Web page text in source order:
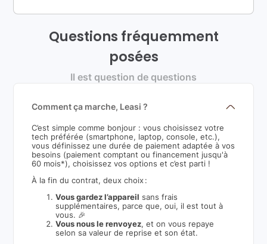
Questions fréquemment
posées
Il est question de questions
Comment ça marche, Leasi ?
C’est simple comme bonjour : vous choisissez votre
tech préférée (smartphone, laptop, console, etc.),
vous définissez une durée de paiement adaptée à vos
besoins (paiement comptant ou financement jusqu'à
60 mois*), choisissez vos options et c’est parti !
À la fin du contrat, deux choix :
Vous gardez l’appareil sans frais
supplémentaires, parce que, oui, il est tout à
vous. 🎉
Vous nous le renvoyez, et on vous repaye
selon sa valeur de reprise et son état.